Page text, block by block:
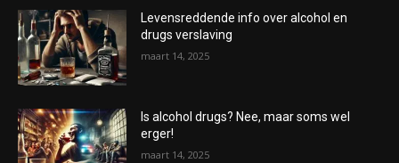
Levensreddende info over alcohol en
drugs verslaving
maart 14, 2025
Is alcohol drugs? Nee, maar soms wel
erger!
maart 14, 2025